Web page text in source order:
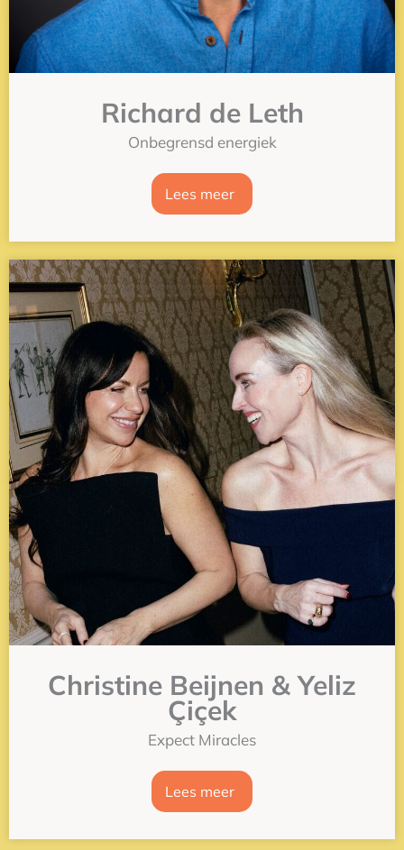
Richard de Leth
Onbegrensd energiek
Lees meer
Christine Beijnen & Yeliz
Çiçek
Expect Miracles
Lees meer